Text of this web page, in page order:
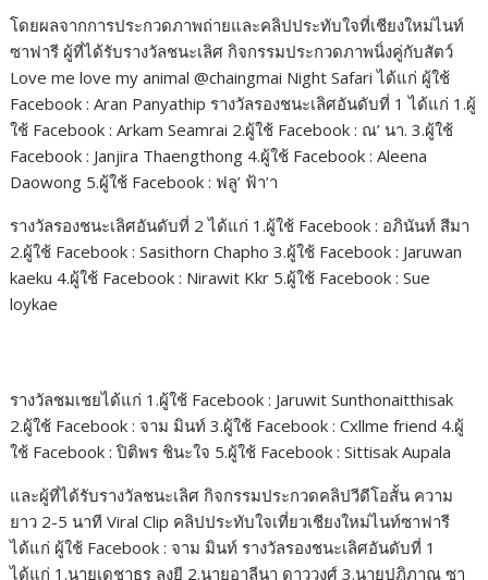
โดยผลจากการประกวดภาพถ่ายและคลิปประทับใจที่เชียงใหม่ไนท์
ซาฟารี ผู้ที่ได้รับรางวัลชนะเลิศ กิจกรรมประกวดภาพนิ่งคู่กับสัตว์
Love me love my animal @chaingmai Night Safari ได้แก่ ผู้ใช้
Facebook : Aran Panyathip รางวัลรองชนะเลิศอันดับที่ 1 ได้แก่ 1.ผู้
ใช้ Facebook : Arkam Seamrai 2.ผู้ใช้ Facebook : ณ’ นา. 3.ผู้ใช้
Facebook : Janjira Thaengthong 4.ผู้ใช้ Facebook : Aleena
Daowong 5.ผู้ใช้ Facebook : ฟลู’ ฟ้า’า
รางวัลรองชนะเลิศอันดับที่ 2 ได้แก่ 1.ผู้ใช้ Facebook : อภินันท์ สีมา
2.ผู้ใช้ Facebook : Sasithorn Chapho 3.ผู้ใช้ Facebook : Jaruwan
kaeku 4.ผู้ใช้ Facebook : Nirawit Kkr 5.ผู้ใช้ Facebook : Sue
loykae
รางวัลชมเชยได้แก่ 1.ผู้ใช้ Facebook : Jaruwit Sunthonaitthisak
2.ผู้ใช้ Facebook : จาม มินท์ 3.ผู้ใช้ Facebook : Cxllme friend 4.ผู้
ใช้ Facebook : ปิติพร ชินะใจ 5.ผู้ใช้ Facebook : Sittisak Aupala
และผู้ที่ได้รับรางวัลชนะเลิศ กิจกรรมประกวดคลิปวีดีโอสั้น ความ
ยาว 2-5 นาที Viral Clip คลิปประทับใจเที่ยวเชียงใหม่ไนท์ซาฟารี
ได้แก่ ผู้ใช้ Facebook : จาม มินท์ รางวัลรองชนะเลิศอันดับที่ 1
ได้แก่ 1.นายเดชาธร ลุงยี 2.นายอาลีนา ดาววงศ์ 3.นายปฏิภาณ ซา